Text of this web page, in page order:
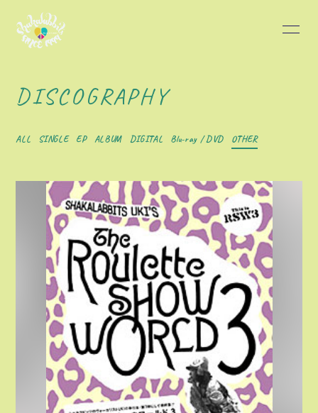
MOVIE
PHOTO
会員登録 ログイン
DISCOGRAPHY
ALL SINGLE EP ALBUM DIGITAL Blu-ray / DVD OTHER